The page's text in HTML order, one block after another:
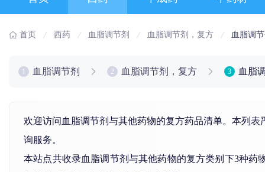
首页 西药 血脂调节剂 血脂调节剂，复方 血脂调
血脂调节剂 2 血脂调节剂，复方 3 血脂
欢迎访问血脂调节剂与其他药物的复方药品清单。本列
询服务。
本站点共收录血脂调节剂与其他药物的复方类别下3种